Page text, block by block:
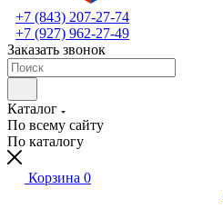
+7 (843) 207-27-74
+7 (927) 962-27-49
Заказать звонок
Каталог
По всему сайту
По каталогу
Корзина 0